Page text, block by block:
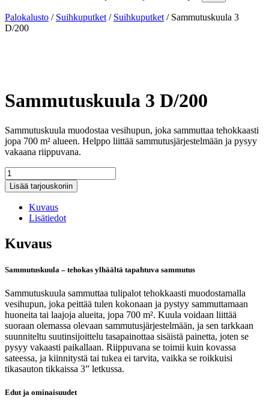
Palokalusto / Suihkuputket / Suihkuputket / Sammutuskuula 3
D/200
Sammutuskuula 3 D/200
Sammutuskuula muodostaa vesihupun, joka sammuttaa tehokkaasti
jopa 700 m² alueen. Helppo liittää sammutusjärjestelmään ja pysyy
vakaana riippuvana.
Sammutuskuula
3
D/200
määrä
Lisää tarjouskoriin
Kuvaus
Lisätiedot
Kuvaus
Sammutuskuula – tehokas ylhäältä tapahtuva sammutus
Sammutuskuula sammuttaa tulipalot tehokkaasti muodostamalla
vesihupun, joka peittää tulen kokonaan ja pystyy sammuttamaan
huoneita tai laajoja alueita, jopa 700 m². Kuula voidaan liittää
suoraan olemassa olevaan sammutusjärjestelmään, ja sen tarkkaan
suunniteltu suutinsijoittelu tasapainottaa sisäistä painetta, joten se
pysyy vakaasti paikallaan. Riippuvana se toimii kuin kovassa
sateessa, ja kiinnitystä tai tukea ei tarvita, vaikka se roikkuisi
tikasauton tikkaissa 3” letkussa.
Edut ja ominaisuudet